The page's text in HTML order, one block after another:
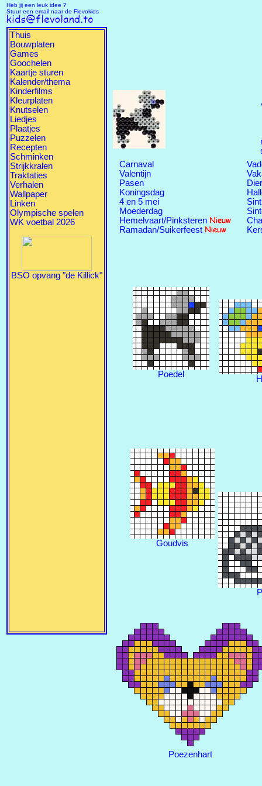
Heb jij een leuk idee ?
Stuur een email naar de Flevokids
Thuis
Bouwplaten
Games
Goochelen
Kaartje sturen
Kalender/thema
Kinderfilms
Kleurplaten
Knutselen
Liedjes
Plaatjes
Puzzelen
Recepten
Schminken
Strijkkralen
Traktaties
Verhalen
Wallpaper
Linken
Olympische spelen
WK voetbal 2026
BSO opvang "de Killick"
Carnaval
Valentijn
Pasen
Koningsdag
4 en 5 mei
Moederdag
Hemelvaart/Pinksteren
Ramadan/Suikerfeest
Poedel
Goudvis
Poezenhart